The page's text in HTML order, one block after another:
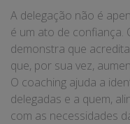
A delegação não é
é um ato de confiança.
demonstra que
que, por sua vez,
O coaching ajuda a
delegadas e a quem,
com as necessidades